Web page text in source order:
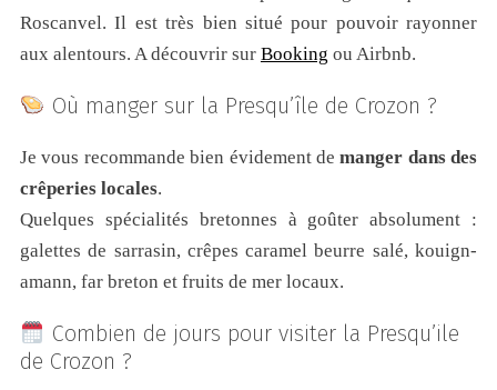
Roscanvel. Il est très bien situé pour pouvoir rayonner
aux alentours. A découvrir sur Booking ou Airbnb.
Où manger sur la Presqu’île de Crozon ?
Je vous recommande bien évidement demanger dans des
crêperies locales.
Quelques spécialités bretonnes à goûter absolument :
galettes de sarrasin, crêpes caramel beurre salé, kouign-
amann, far breton et fruits de mer locaux.
Combien de jours pour visiter la Presqu’ile
de Crozon ?